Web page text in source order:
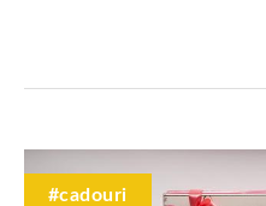
#cadouri